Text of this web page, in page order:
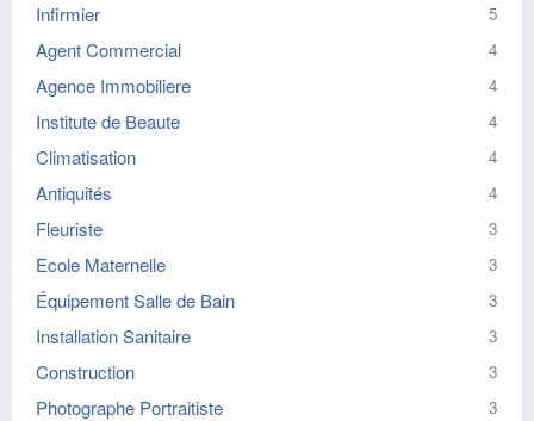
Infirmier 5
Agent Commercial 4
Agence Immobiliere 4
Institute de Beaute 4
Climatisation 4
Antiquités 4
Fleuriste 3
Ecole Maternelle 3
Équipement Salle de Bain 3
Installation Sanitaire 3
Construction 3
Photographe Portraitiste 3